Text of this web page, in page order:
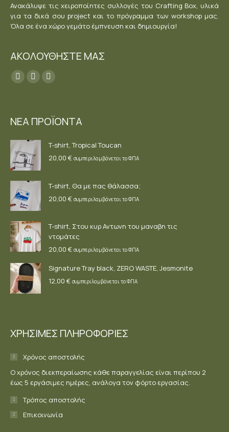
Ανακάλυψε τις χειροποίητες συλλογές του Crafting Box, υλικά
για τα δικά σου project και το πρόγραμμα των workshop μας.
Όλα σε ένα χώρο γεμάτο έμπνευση και δημιουργία!
ΑΚΟΛΟΥΘΗΣΤΕ ΜΑΣ
Find us on:
Facebook
in
window
YouTube
in
window
Instagram
in
window
ΝΕΑ ΠΡΟΪΟΝΤΑ
T-shirt, Tropical Toucan
20,00 € συμπεριλαμβάνεται το ΦΠΑ
T-shirt, Θα με πας θάλασσα;
20,00 € συμπεριλαμβάνεται το ΦΠΑ
T-shirt, Στου κυρ Αντωνη του μαναβη τις
ντομάτες
20,00 € συμπεριλαμβάνεται το ΦΠΑ
Signature Tray black, ZERO WASTE, Jesmonite
12,00 € συμπεριλαμβάνεται το ΦΠΑ
ΧΡΗΣΙΜΕΣ ΠΛΗΡΟΦΟΡΙΕΣ
Χρόνος αποστολής
Ο χρόνος διεκπεραίωσης κάθε παραγγελίας είναι περίπου 2
έως 5 εργάσιμες ημέρες, ανάλογα τον φόρτο εργασίας.
Τρόπος αποστολής
Επικοινωνία